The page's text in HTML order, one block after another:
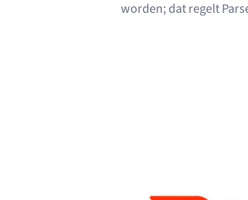
worden; dat regelt